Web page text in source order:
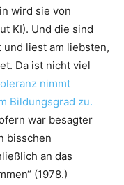
wird sie von
KI). Und die sind
und liest am liebsten,
Da ist nicht viel
nimmt
Bildungsgrad zu.
war besagter
bisschen
an das
(1978.)